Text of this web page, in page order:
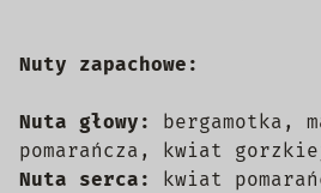
Nuty zapachowe:
Nuta głowy: bergamotka,
pomarańcza, kwiat
Nuta serca: kwiat